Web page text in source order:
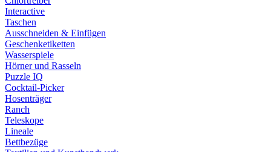
Interactive
Taschen
Ausschneiden & Einfügen
Geschenketiketten
Wasserspiele
Hörner und Rasseln
Puzzle IQ
Cocktail-Picker
Hosenträger
Ranch
Teleskope
Lineale
Bettbezüge